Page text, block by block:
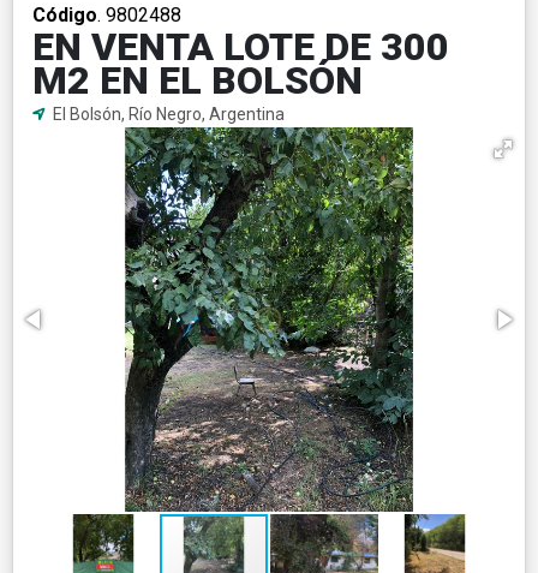
Código. 9802488
EN VENTA LOTE DE 300
M2 EN EL BOLSÓN
El Bolsón, Río Negro, Argentina